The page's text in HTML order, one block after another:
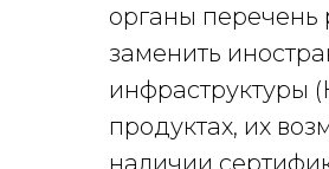
органы перечень
заменить
инфраструктуры
продуктах, их
наличии